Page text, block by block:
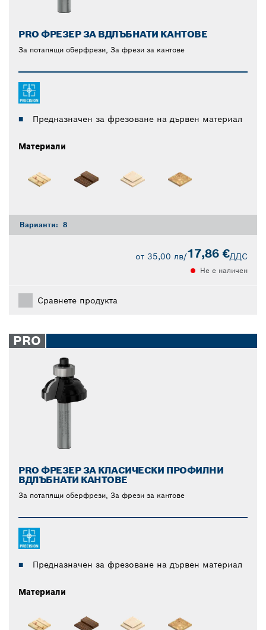
PRO ФРЕЗЕР ЗА ВДЛЪБНАТИ КАНТОВЕ
За потапящи оберфрези, За фрези за кантове
Предназначен за фрезоване на дървен материал
Материали
Варианти: 8
от 35,00 лв/17,86 €ДДС
Не е наличен
Сравнете продукта
PRO
PRO ФРЕЗЕР ЗА КЛАСИЧЕСКИ ПРОФИЛНИ
ВДЛЪБНАТИ КАНТОВЕ
За потапящи оберфрези, За фрези за кантове
Предназначен за фрезоване на дървен материал
Материали